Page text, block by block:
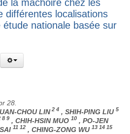
la mâchoire chez les
différentes localisations
nationale basée sur
28.
CHOU LIN2 4 , SHIH-PING LIU 5
8 9 , CHIH-HSIN MUO 10 , PO-JEN
11 12 , CHING-ZONG WU 13 14 15